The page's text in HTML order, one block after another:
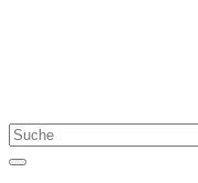
Suchen
nach:
Menü